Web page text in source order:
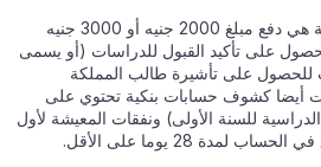
2-الخطوة الثانية والأكثر أهمية هي دفع مبلغ 2000 جنيه أو 3000 جنيه
على تأكيد القبول للدراسات (أو يسمى
على تأشيرة طالب المملكة
أيضا كشوف حسابات بنكية تحتوي على
للسنة الأولى) ونفقات المعيشة لأول